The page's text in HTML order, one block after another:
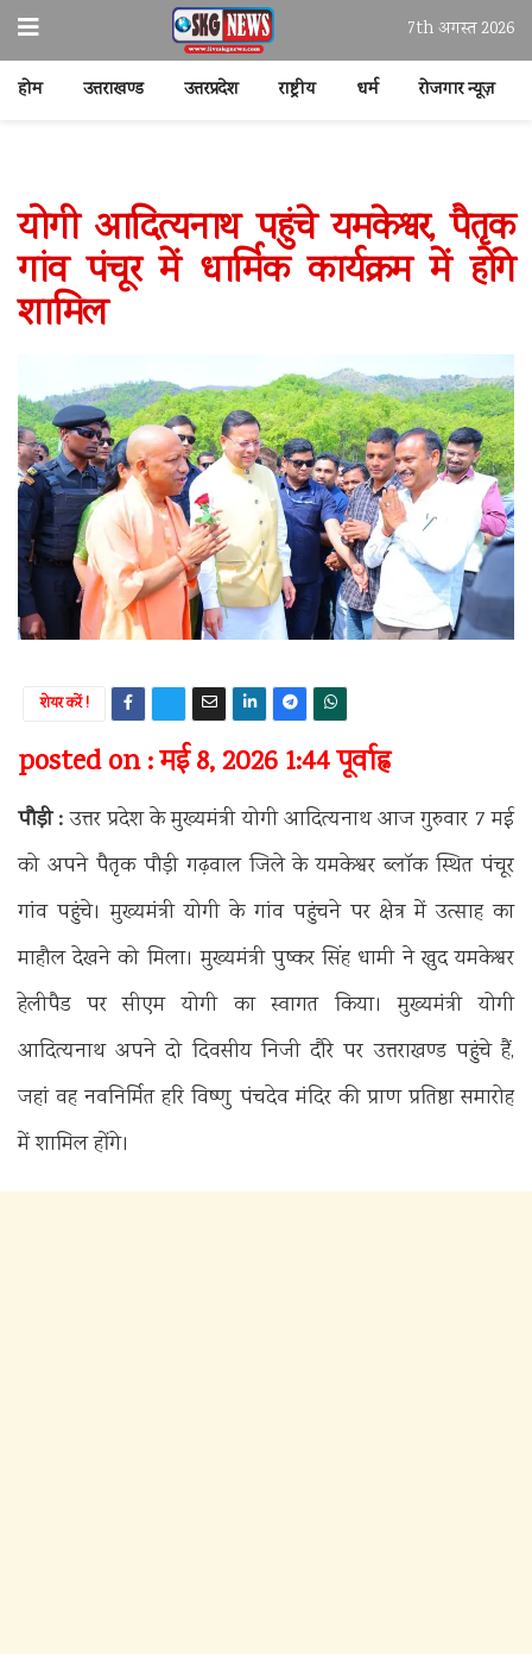
7th अगस्त 2026
होम उत्तराखण्ड उत्तरप्रदेश राष्ट्रीय धर्म रोजगार न्यूज़
योगी आदित्यनाथ पहुंचे यमकेश्वर, पैतृक
गांव पंचूर में धार्मिक कार्यक्रम में होंगे
शामिल
शेयर करें !
posted on : मई 8, 2026 1:44 पूर्वाह्न
पौड़ी :उत्तर प्रदेश के मुख्यमंत्री योगी आदित्यनाथ आज गुरुवार 7 मई
को अपने पैतृक पौड़ी गढ़वाल जिले के यमकेश्वर ब्लॉक स्थित पंचूर
गांव पहुंचे। मुख्यमंत्री योगी के गांव पहुंचने पर क्षेत्र में उत्साह का
माहौल देखने को मिला। मुख्यमंत्री पुष्कर सिंह धामी ने खुद यमकेश्वर
हेलीपैड पर सीएम योगी का स्वागत किया। मुख्यमंत्री योगी
आदित्यनाथ अपने दो दिवसीय निजी दौरे पर उत्तराखण्ड पहुंचे हैं,
जहां वह नवनिर्मित हरि विष्णु पंचदेव मंदिर की प्राण प्रतिष्ठा समारोह
में शामिल होंगे।